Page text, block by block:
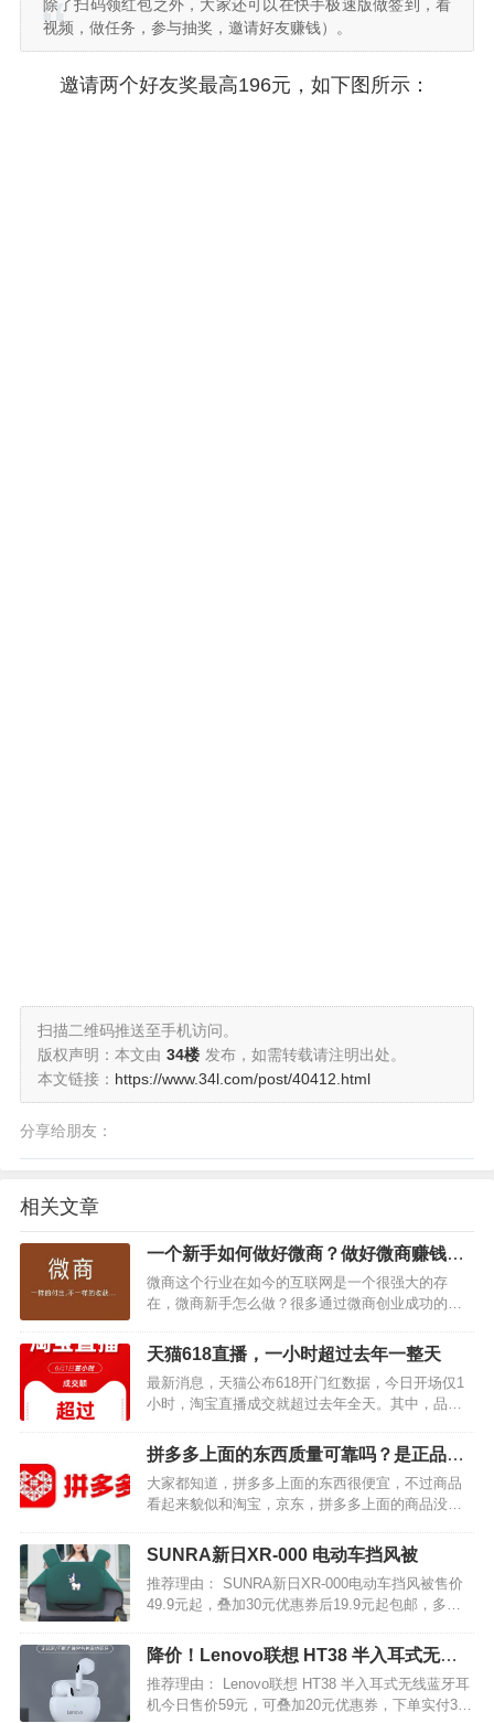
除了扫码领红包之外，大家还可以在快手极速版做签到，看
视频，做任务，参与抽奖，邀请好友赚钱）。
邀请两个好友奖最高196元，如下图所示：
扫描二维码推送至手机访问。
版权声明：本文由 34楼 发布，如需转载请注明出处。
本文链接： https://www.34l.com/post/40412.html
分享给朋友：
相关文章
一个新手如何做好微商？做好微商赚钱的
方法分享
微商这个行业在如今的互联网是一个很强大的存
在，微商新手怎么做？很多通过微商创业成功的人
为的目标，那很多刚开始做微商的朋友们，缺少了
一些经验和自信，一个新手如何做好微商？下面小
编就把做好微商赚钱的方…
天猫618直播，一小时超过去年一整天
最新消息，天猫公布618开门红数据，今日开场仅1
小时，淘宝直播成交就超过去年全天。其中，品牌
增长超100%。…
拼多多上面的东西质量可靠吗？是正品
吗？
大家都知道，拼多多上面的东西很便宜，不过商品
看起来貌似和淘宝，京东，拼多多上面的商品没有
多的，不建议大家上拼多多买一些名牌商品。如果
你比较注重商品质量，那就上淘宝，京东买好很
多。…
SUNRA新日XR-000 电动车挡风被
推荐理由： SUNRA新日XR-000电动车挡风被售价
49.9元起，叠加30元优惠券后19.9元起包邮，多款
层PVC防水，不惧雨雪天气，超大尺寸，厚实保
暖、挡风抗寒，结实耐用，整个冬季更温暖。…
降价！Lenovo联想 HT38 半入耳式无线
蓝牙耳机
推荐理由： Lenovo联想 HT38 半入耳式无线蓝牙耳
机今日售价59元，可叠加20元优惠券，下单实付39